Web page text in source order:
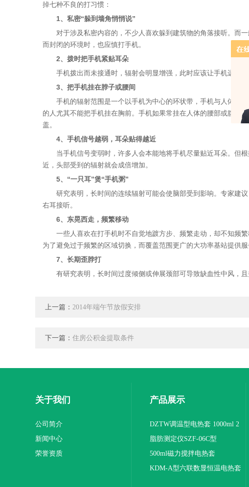
掉七种不良的打习惯：
1、私密“躲到墙角悄悄说”
对于涉及私密内容的，不少人喜欢躲到建筑物的角落接听。而一
而封闭的环境时，也应慎打手机。
2、拨时把手机紧贴耳朵
手机拨出而未接通时，辐射会明显增强，此时应该让手机远离头
3、把手机挂在脖子或腰间
手机的辐射范围是一个以手机为中心的环状带，手机与人体之间
的人尤其不能把手机挂在胸前。手机如果常挂在人体的腰部或腹部
盖。
4、手机信号越弱，耳朵贴得越近
当手机信号变弱时，许多人会本能地将手机尽量贴近耳朵。但根
近，头部受到的辐射就会成倍增加。
5、“一只耳”煲“手机粥”
研究表明，长时间的连续辐射可能会使脑部受到影响。专家建议
右耳接听。
6、东晃西走，频繁移动
一些人喜欢在打手机时不自觉地踱方步、频繁走动，却不知频繁
为了避免过于频繁的区域切换，而覆盖范围更广的大功率基站提供
7、长期歪脖打
有研究表明，长时间过度倾侧或伸展颈部可导致缺血性中风，且
上一篇： 2014年端午节放假安排
下一篇： 住房公积金提取条件
关于我们
公司简介
新闻中心
荣誉资质
产品展示
DZTW调温型电热套 1000ml 2
联
脂肪测定仪SZF-06C型
500ml磁力搅拌电热套
KDM-A型六联数显恒温电热套